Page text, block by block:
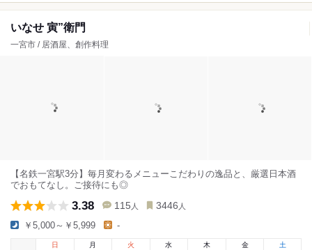
いなせ 寅”衛門
一宮市 / 居酒屋、創作料理
【名鉄一宮駅3分】毎月変わるメニューこだわりの逸品と、厳選日本酒
でおもてなし。ご接待にも◎
3.38 115 人 3446 人
￥5,000～￥5,999 -
日
月 火 水 木 金 土